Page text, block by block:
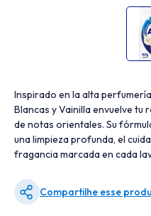
Inspirado en la alta
Blancas y Vainilla envuelve
de notas orientales. Su
una limpieza profunda, el
fragancia marcada en cada
Compartilhe esse